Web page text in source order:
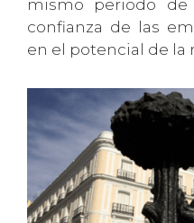
mismo periodo
confianza de las
en el potencial de la